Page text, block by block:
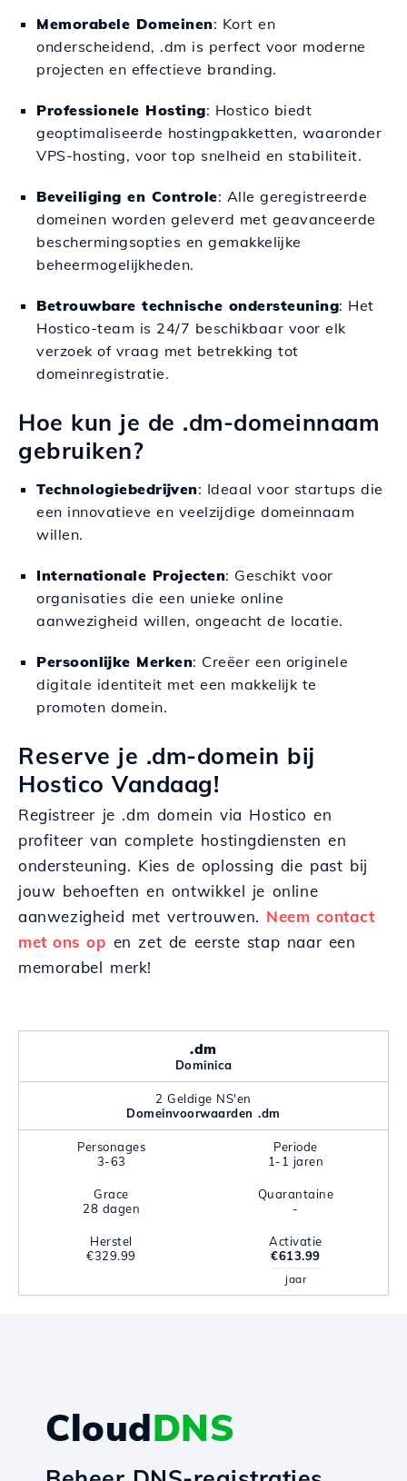
Memorabele Domeinen: Kort en
onderscheidend, .dm is perfect voor moderne
projecten en effectieve branding.
Professionele Hosting: Hostico biedt
geoptimaliseerde hostingpakketten, waaronder
VPS-hosting, voor top snelheid en stabiliteit.
Beveiliging en Controle: Alle geregistreerde
domeinen worden geleverd met geavanceerde
beschermingsopties en gemakkelijke
beheermogelijkheden.
Betrouwbare technische ondersteuning: Het
Hostico-team is 24/7 beschikbaar voor elk
verzoek of vraag met betrekking tot
domeinregistratie.
Hoe kun je de .dm-domeinnaam
gebruiken?
Technologiebedrijven: Ideaal voor startups die
een innovatieve en veelzijdige domeinnaam
willen.
Internationale Projecten: Geschikt voor
organisaties die een unieke online
aanwezigheid willen, ongeacht de locatie.
Persoonlijke Merken: Creëer een originele
digitale identiteit met een makkelijk te
promoten domein.
Reserve je .dm-domein bij
Hostico Vandaag!
Registreer je .dm domein via Hostico en
profiteer van complete hostingdiensten en
ondersteuning. Kies de oplossing die past bij
jouw behoeften en ontwikkel je online
aanwezigheid met vertrouwen. Neem contact
met ons op en zet de eerste stap naar een
memorabel merk!
.dm
Dominica
2 Geldige NS'en
Domeinvoorwaarden .dm
Personages
3-63
Periode
1-1 jaren
Grace
28 dagen
Quarantaine
-
Herstel
€329.99
Activatie
€613.99
jaar
CloudDNS